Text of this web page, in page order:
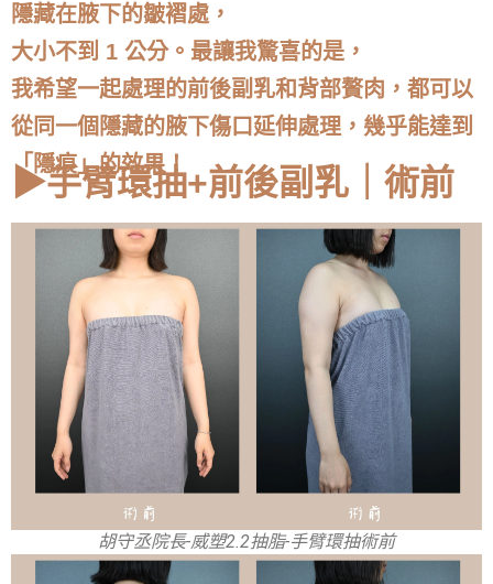
隱藏在腋下的皺褶處，
大小不到 1 公分。最讓我驚喜的是，
我希望一起處理的前後副乳和背部贅肉，都可以
從同一個隱藏的腋下傷口延伸處理，幾乎能達到
「隱痕」的效果！
▶手臂環抽+前後副乳｜術前
胡守丞院長-威塑2.2抽脂-手臂環抽術前